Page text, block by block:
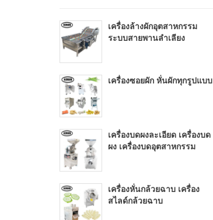
เครื่องล้างผักอุตสาหกรรม
ระบบสายพานลำเลียง
เครื่องซอยผัก หั่นผักทุกรูปแบบ
เครื่องบดผงละเอียด เครื่องบด
ผง เครื่องบดอุตสาหกรรม
เครื่องหั่นกล้วยฉาบ เครื่อง
สไลด์กล้วยฉาบ